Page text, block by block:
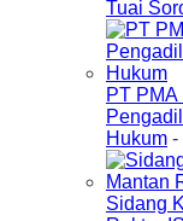
Tuai
PT
Hukum -
Sidang